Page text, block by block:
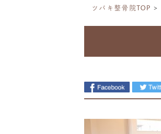
ツバキ整骨院TOP